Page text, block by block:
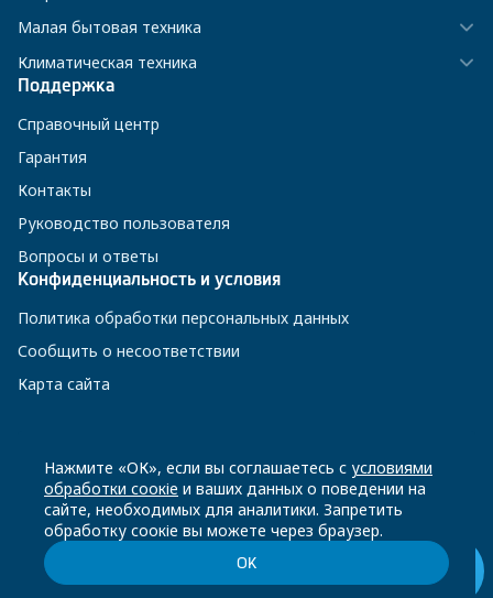
Малая бытовая техника
Климатическая техника
Поддержка
Справочный центр
Гарантия
Контакты
Руководство пользователя
Вопросы и ответы
Конфиденциальность и условия
Политика обработки персональных данных
Сообщить о несоответствии
Карта сайта
8 800 200-23-56
Чат-бот в Телеграм
Нажмите «ОК», если вы соглашаетесь с условиями
обработки соокіе и ваших данных о поведении на
сайте, необходимых для аналитики. Запретить
обработку соокіе вы можете через браузер.
ОК